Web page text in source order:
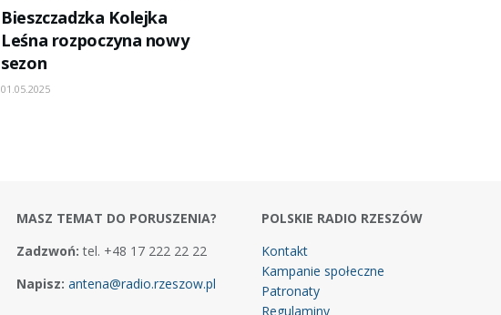
Bieszczadzka Kolejka
Leśna rozpoczyna nowy
sezon
01.05.2025
MASZ TEMAT DO PORUSZENIA?
Zadzwoń: tel. +48 17 222 22 22
Napisz: antena@radio.rzeszow.pl
POLSKIE RADIO RZESZÓW
Kontakt
Kampanie społeczne
Patronaty
Regulaminy